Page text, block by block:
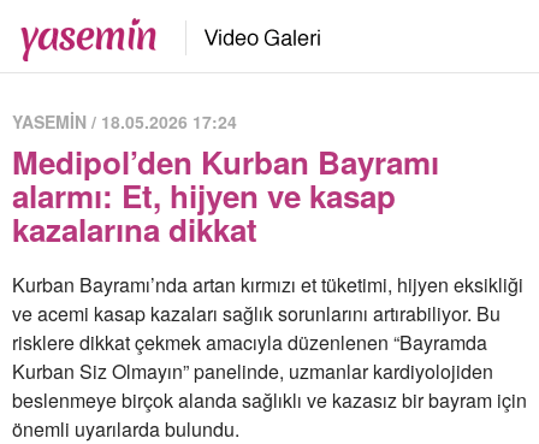
YASEMİN / 18.05.2026 17:24
Medipol’den Kurban Bayramı
alarmı: Et, hijyen ve kasap
kazalarına dikkat
Kurban Bayramı’nda artan kırmızı et tüketimi, hijyen eksikliği
ve acemi kasap kazaları sağlık sorunlarını artırabiliyor. Bu
risklere dikkat çekmek amacıyla düzenlenen “Bayramda
Kurban Siz Olmayın” panelinde, uzmanlar kardiyolojiden
beslenmeye birçok alanda sağlıklı ve kazasız bir bayram için
önemli uyarılarda bulundu.